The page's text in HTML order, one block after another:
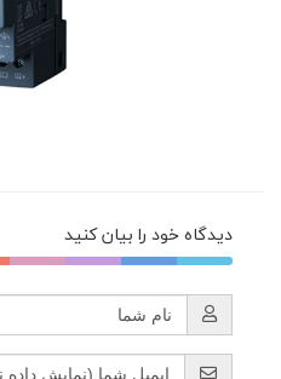
دیدگاه خود را بیان کنید